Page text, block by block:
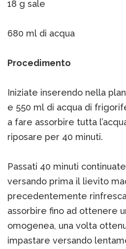
18 g sale
680 ml di acqua
Procedimento
Iniziate inserendo nella
e 550 ml di acqua di
a fare assorbire tutta
riposare per 40 minuti.
Passati 40 minuti
versando prima il lievito
precedentemente
assorbire fino ad ottenere
omogenea, una volta
impastare versando